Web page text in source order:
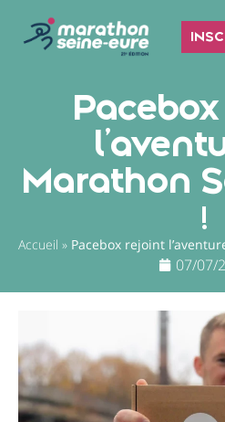
Marathon
!
Accueil » Pacebox rejoint
07/07/